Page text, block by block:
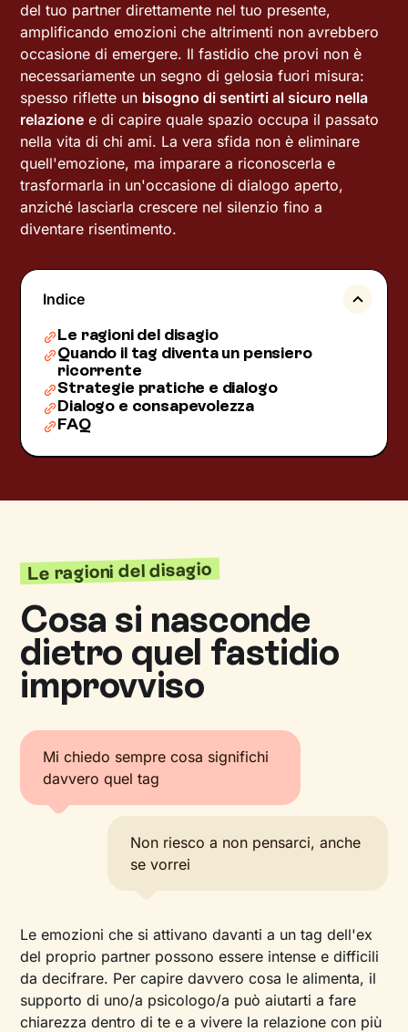
del tuo partner direttamente nel tuo presente,
amplificando emozioni che altrimenti non avrebbero
occasione di emergere. Il fastidio che provi non è
necessariamente un segno di gelosia fuori misura:
spesso riflette un bisogno di sentirti al sicuro nella
relazione e di capire quale spazio occupa il passato
nella vita di chi ami. La vera sfida non è eliminare
quell'emozione, ma imparare a riconoscerla e
trasformarla in un'occasione di dialogo aperto,
anziché lasciarla crescere nel silenzio fino a
diventare risentimento.
Indice
Le ragioni del disagio
Quando il tag diventa un pensiero
ricorrente
Strategie pratiche e dialogo
Dialogo e consapevolezza
FAQ
Le ragioni del disagio
Cosa si nasconde
dietro quel fastidio
improvviso
Mi chiedo sempre cosa significhi
davvero quel tag
Non riesco a non pensarci, anche
se vorrei
Le emozioni che si attivano davanti a un tag dell'ex
del proprio partner possono essere intense e difficili
da decifrare. Per capire davvero cosa le alimenta, il
supporto di uno/a psicologo/a può aiutarti a fare
chiarezza dentro di te e a vivere la relazione con più